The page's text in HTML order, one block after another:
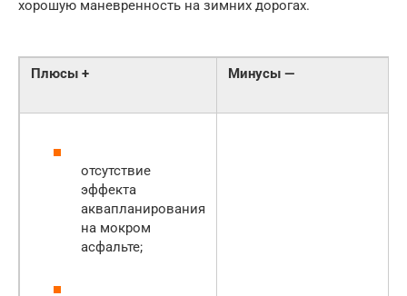
хорошую маневренность на зимних дорогах.
Плюсы + Минусы —
отсутствие
эффекта
аквапланирования
на мокром
асфальте;